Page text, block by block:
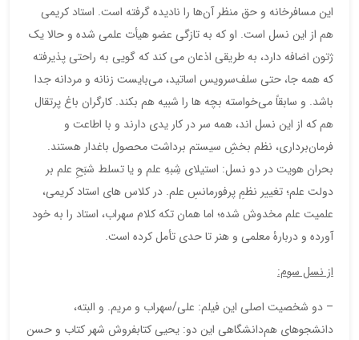
این مسافرخانه و حق منظر آن‌ها را نادیده گرفته است. استاد کریمی
هم از این نسل است. او که به تازگی عضو هیأت علمی شده و حالا یک
ژتون اضافه دارد، به طریقی اذعان می کند که گویی به راحتی پذیرفته
که همه جا، حتی سلف‌سرویس اساتید، می‌بایست زنانه و مردانه جدا
باشد. و سابقاً می‌خواسته بچه ها را شبیه هم بکند. کارگران باغ پرتقال
هم که از این نسل اند، همه سر در کار یدی دارند و با اطاعت و
فرمان‌برداری، نظم بخشِ سیستم برداشت محصول باغدار هستند.
بحران هویت در دو نسل: استیلای شِبهِ علم و یا تسلط شبَحِ علم بر
دولت علم؛ تغییر نظمِ پرفورمانسِ علم. در کلاس های استاد کریمی،
علمیت علم مخدوش شده؛ اما همان تکه کلام سهراب، استاد را به خود
آورده و دربارۀ معلمی و هنر تا حدی تأمل کرده است.
از نسل سوم:
– دو شخصیت اصلی این فیلم: علی/سهراب و مریم. و البته،
دانشجوهای هم‌دانشگاهی این دو: یحیی کتابفروش شهر کتاب و حسن